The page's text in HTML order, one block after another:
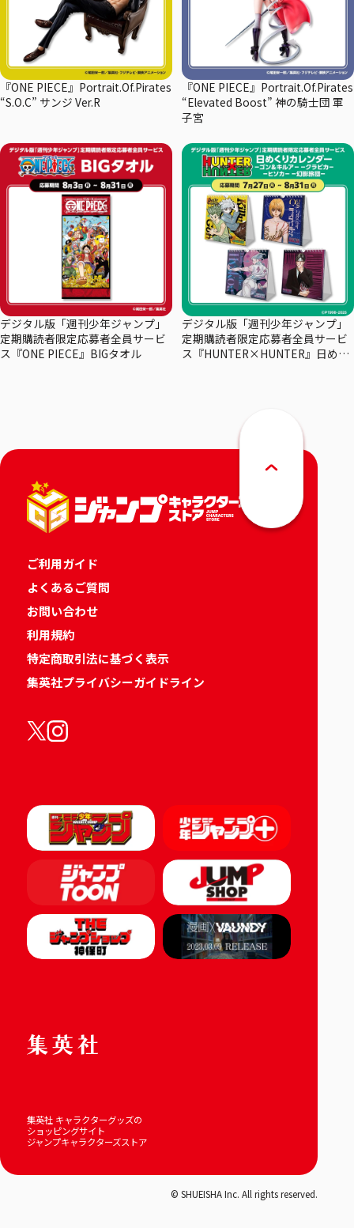
『ONE PIECE』Portrait.Of.Pirates
“S.O.C” サンジ Ver.R
『ONE PIECE』Portrait.Of.Pirates
“Elevated Boost” 神の騎士団 軍
子宮
デジタル版「週刊少年ジャンプ」
定期購読者限定応募者全員サービ
ス『ONE PIECE』BIGタオル
デジタル版「週刊少年ジャンプ」
定期購読者限定応募者全員サービ
ス『HUNTER×HUNTER』日めく
ご利用ガイド
よくあるご質問
お問い合わせ
利用規約
特定商取引法に基づく表示
集英社プライバシーガイドライン
集英社 キャラクターグッズの
ショッピングサイト
ジャンプキャラクターズストア
© SHUEISHA Inc. All rights reserved.